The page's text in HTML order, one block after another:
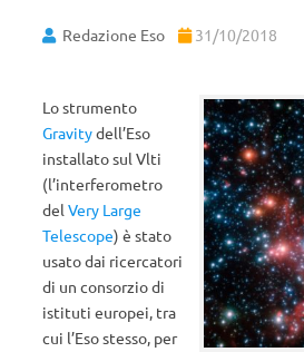
Redazione Eso 31/10/2018
Lo strumento
Gravitydell’Eso
installato sul Vlti
(l’interferometro
del Very Large
Telescope) è stato
usato dai ricercatori
di un consorzio di
istituti europei, tra
cui l’Eso stesso, per